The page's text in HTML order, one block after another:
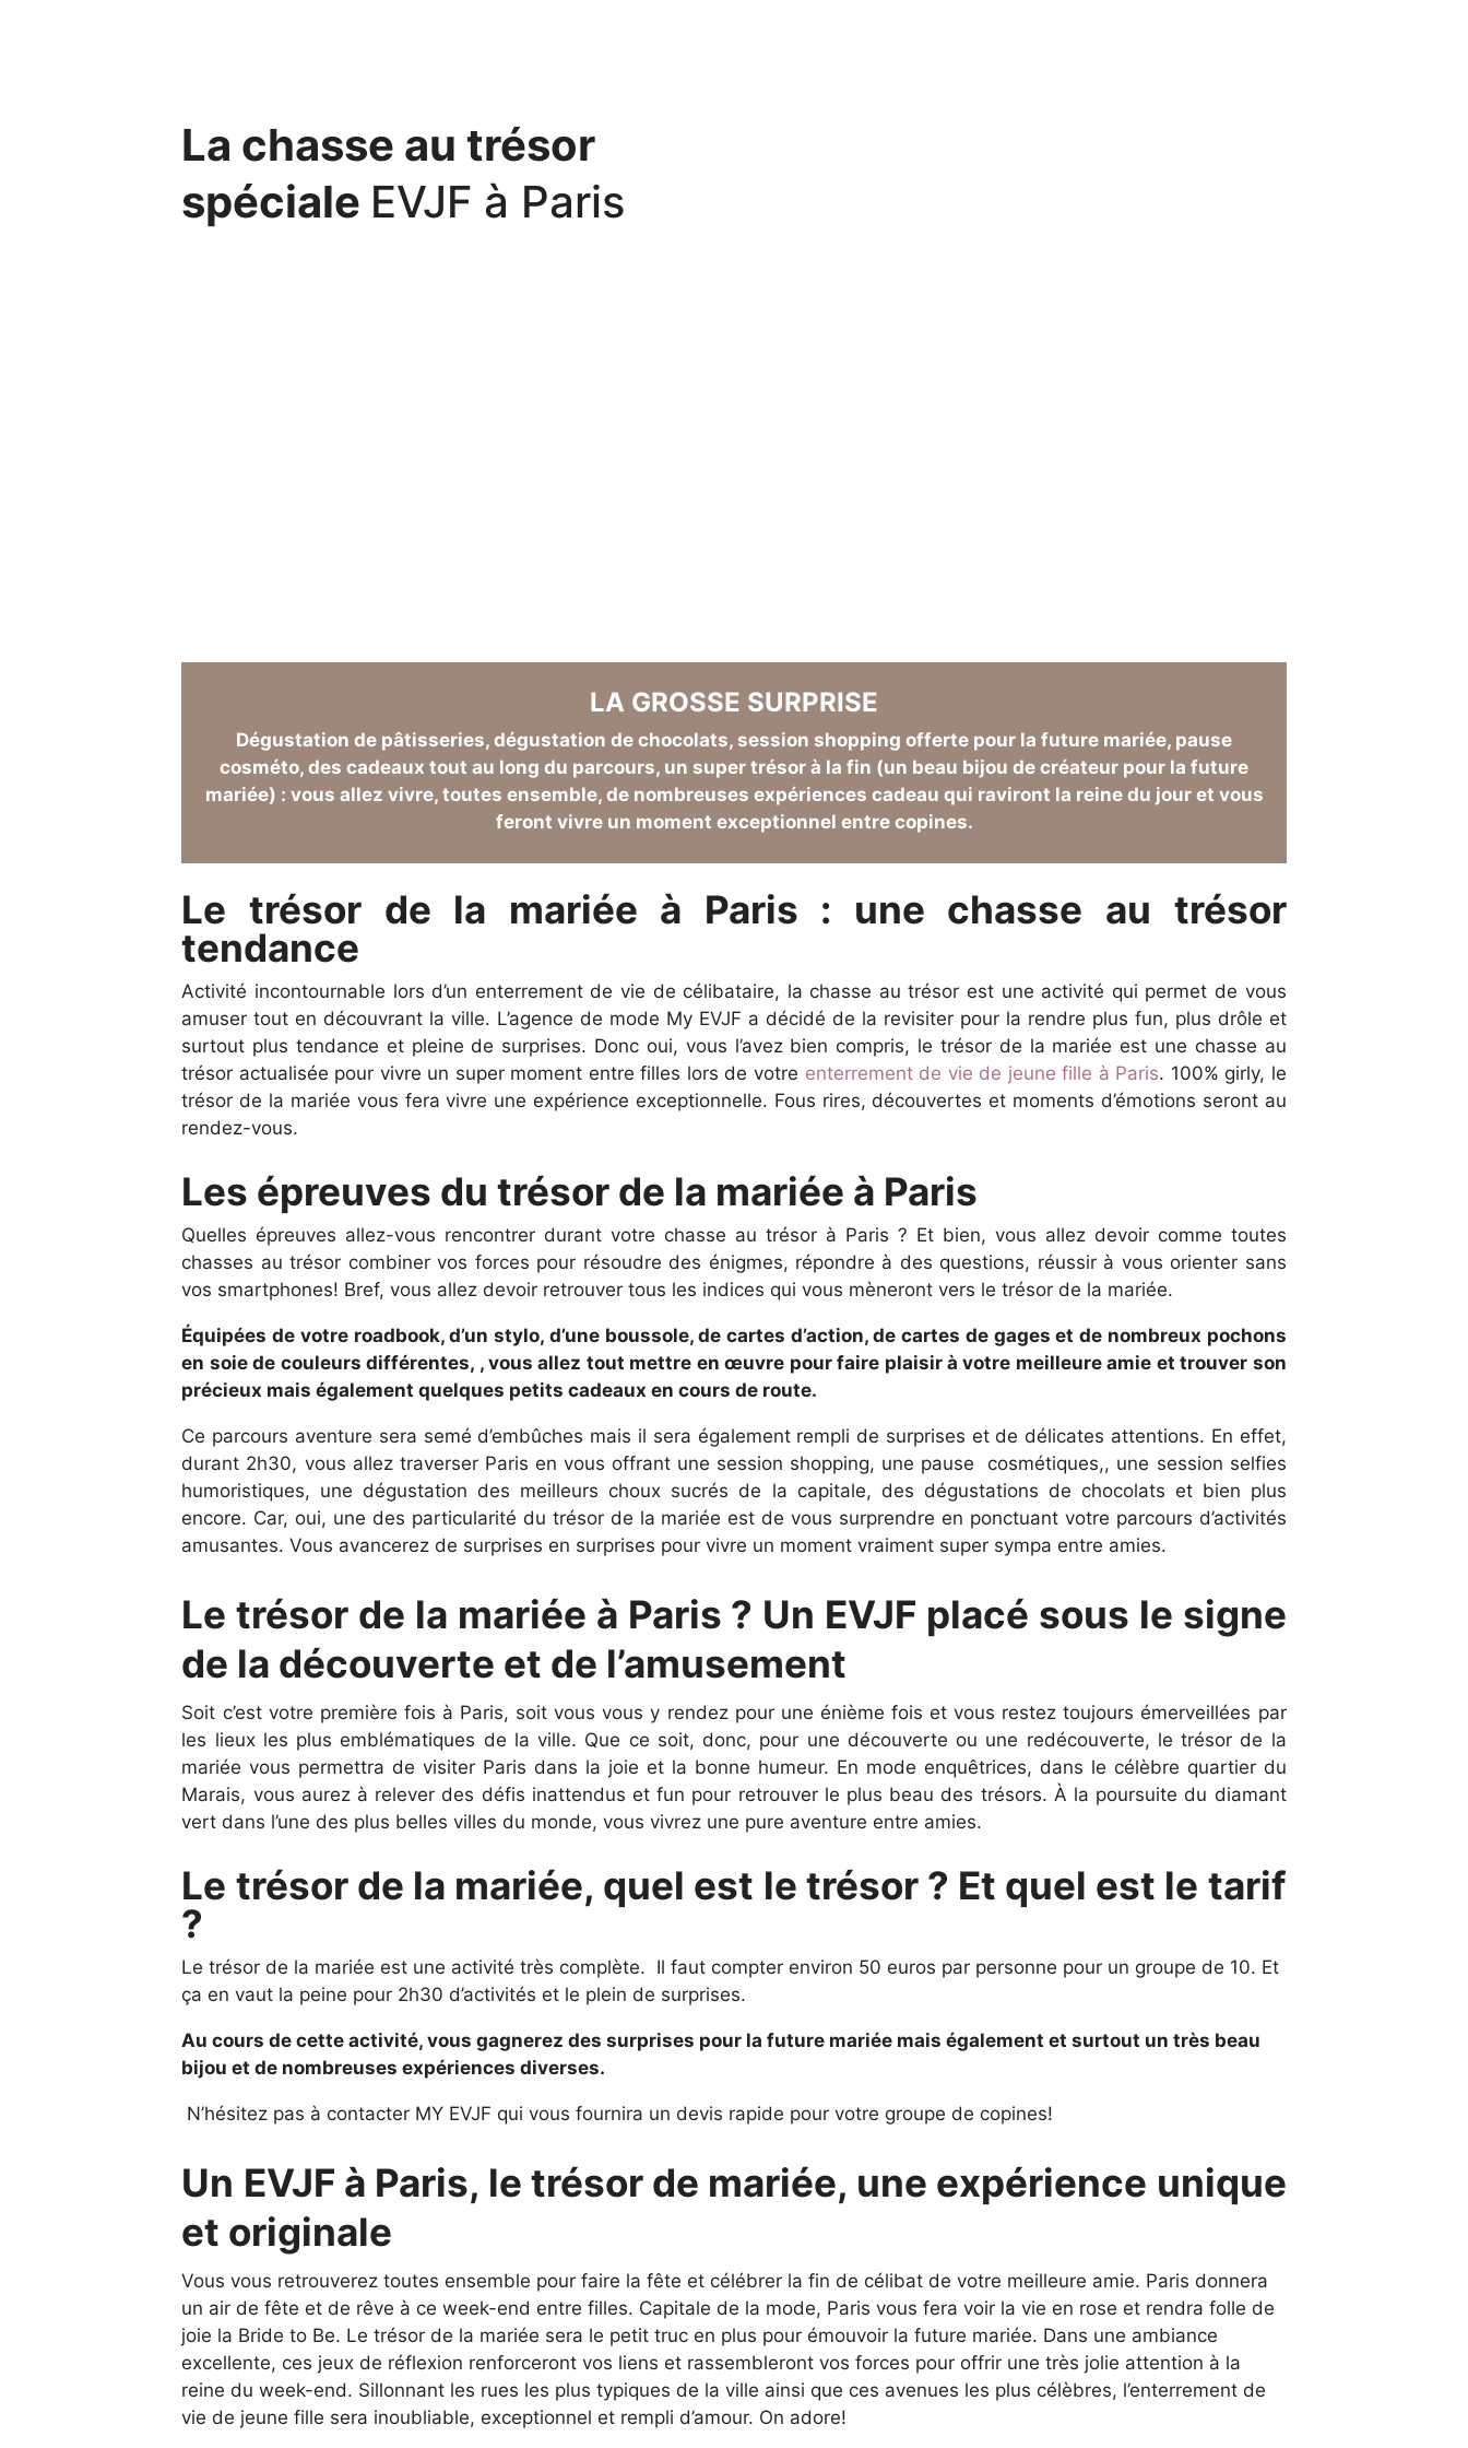
La chasse au trésor
spéciale EVJF à Paris
LA GROSSE SURPRISE
Dégustation de pâtisseries, dégustation de chocolats, session shopping offerte pour la future mariée, pause
cosméto, des cadeaux tout au long du parcours, un super trésor à la fin (un beau bijou de créateur pour la future
mariée) : vous allez vivre, toutes ensemble, de nombreuses expériences cadeau qui raviront la reine du jour et vous
feront vivre un moment exceptionnel entre copines.
Le trésor de la mariée à Paris : une chasse au trésor
tendance
Activité incontournable lors d’un enterrement de vie de célibataire, la chasse au trésor est une activité qui permet de vous
amuser tout en découvrant la ville. L’agence de mode My EVJF a décidé de la revisiter pour la rendre plus fun, plus drôle et
surtout plus tendance et pleine de surprises. Donc oui, vous l’avez bien compris, le trésor de la mariée est une chasse au
trésor actualisée pour vivre un super moment entre filles lors de votre enterrement de vie de jeune fille à Paris. 100% girly, le
trésor de la mariée vous fera vivre une expérience exceptionnelle. Fous rires, découvertes et moments d’émotions seront au
rendez-vous.
Les épreuves du trésor de la mariée à Paris
Quelles épreuves allez-vous rencontrer durant votre chasse au trésor à Paris ? Et bien, vous allez devoir comme toutes
chasses au trésor combiner vos forces pour résoudre des énigmes, répondre à des questions, réussir à vous orienter sans
vos smartphones! Bref, vous allez devoir retrouver tous les indices qui vous mèneront vers le trésor de la mariée.
Équipées de votre roadbook, d’un stylo, d’une boussole, de cartes d’action, de cartes de gages et de nombreux pochons
en soie de couleurs différentes, , vous allez tout mettre en œuvre pour faire plaisir à votre meilleure amie et trouver son
précieux mais également quelques petits cadeaux en cours de route.
Ce parcours aventure sera semé d’embûches mais il sera également rempli de surprises et de délicates attentions. En effet,
durant 2h30, vous allez traverser Paris en vous offrant une session shopping, une pause cosmétiques,, une session selfies
humoristiques, une dégustation des meilleurs choux sucrés de la capitale, des dégustations de chocolats et bien plus
encore. Car, oui, une des particularité du trésor de la mariée est de vous surprendre en ponctuant votre parcours d’activités
amusantes. Vous avancerez de surprises en surprises pour vivre un moment vraiment super sympa entre amies.
Le trésor de la mariée à Paris ? Un EVJF placé sous le signe
de la découverte et de l’amusement
Soit c’est votre première fois à Paris, soit vous vous y rendez pour une énième fois et vous restez toujours émerveillées par
les lieux les plus emblématiques de la ville. Que ce soit, donc, pour une découverte ou une redécouverte, le trésor de la
mariée vous permettra de visiter Paris dans la joie et la bonne humeur. En mode enquêtrices, dans le célèbre quartier du
Marais, vous aurez à relever des défis inattendus et fun pour retrouver le plus beau des trésors. À la poursuite du diamant
vert dans l’une des plus belles villes du monde, vous vivrez une pure aventure entre amies.
Le trésor de la mariée, quel est le trésor ? Et quel est le tarif
?
Le trésor de la mariée est une activité très complète. Il faut compter environ 50 euros par personne pour un groupe de 10. Et
ça en vaut la peine pour 2h30 d’activités et le plein de surprises.
Au cours de cette activité, vous gagnerez des surprises pour la future mariée mais également et surtout un très beau
bijou et de nombreuses expériences diverses.
N’hésitez pas à contacter MY EVJF qui vous fournira un devis rapide pour votre groupe de copines!
Un EVJF à Paris, le trésor de mariée, une expérience unique
et originale
Vous vous retrouverez toutes ensemble pour faire la fête et célébrer la fin de célibat de votre meilleure amie. Paris donnera
un air de fête et de rêve à ce week-end entre filles. Capitale de la mode, Paris vous fera voir la vie en rose et rendra folle de
joie la Bride to Be. Le trésor de la mariée sera le petit truc en plus pour émouvoir la future mariée. Dans une ambiance
excellente, ces jeux de réflexion renforceront vos liens et rassembleront vos forces pour offrir une très jolie attention à la
reine du week-end. Sillonnant les rues les plus typiques de la ville ainsi que ces avenues les plus célèbres, l’enterrement de
vie de jeune fille sera inoubliable, exceptionnel et rempli d’amour. On adore!